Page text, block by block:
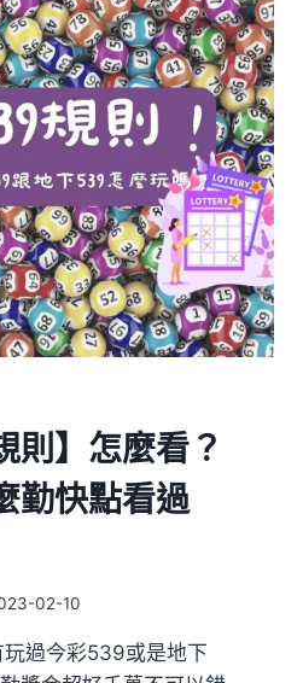
則】怎麼看？
勤快點看過
02-10
過今彩539或是地下